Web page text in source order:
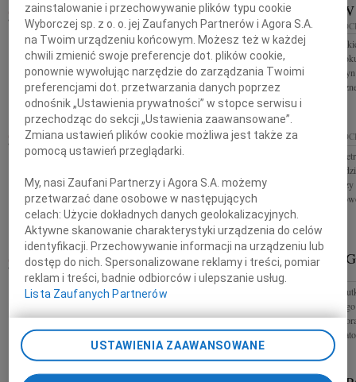
03.12.2025WROCŁAW
Marcie Pietraszek najgłębsze wyrazy współczucia z
powodu śmierci Mamy składają dyrekcja
Narodowego Forum Muzyki im. Witolda
Lutosławskiego oraz koleżanki i...
02.12.2025
Z głębokim
listopada 2025
Zbigniew
Centrum
02.12.2025WROCŁAW
Pani Magdalenie Cisek Gotszalk wyrazy współczucia
Emilia i Marcin Wesołowscy
02.12.2025
Panu Jerzemu
dyrektorowi
Wrocławia
współczucia z
01.12.2025WROCŁAW
Panu Jerzemu Pietraszkowi wieloletniemu
Dyrektorowi Wydziału Kultury Urzędu Miejskiego
TEODOR
Z ogromnym
Człowieka
humoru -
Przyjaciela,
zainstalowanie i przechowywanie plików typu cookie
Wyborczej sp. z o. o. jej Zaufanych Partnerów i Agora S.A.
na Twoim urządzeniu końcowym. Możesz też w każdej
chwili zmienić swoje preferencje dot. plików cookie,
ponownie wywołując narzędzie do zarządzania Twoimi
preferencjami dot. przetwarzania danych poprzez
odnośnik „Ustawienia prywatności” w stopce serwisu i
przechodząc do sekcji „Ustawienia zaawansowane”.
Zmiana ustawień plików cookie możliwa jest także za
pomocą ustawień przeglądarki.
My, nasi Zaufani Partnerzy i Agora S.A. możemy
przetwarzać dane osobowe w następujących
celach:Użycie dokładnych danych geolokalizacyjnych.
Aktywne skanowanie charakterystyki urządzenia do celów
identyfikacji. Przechowywanie informacji na urządzeniu lub
dostęp do nich. Spersonalizowane reklamy i treści, pomiar
reklam i treści, badnie odbiorców i ulepszanie usług.
Lista Zaufanych Partnerów
USTAWIENIA ZAAWANSOWANE